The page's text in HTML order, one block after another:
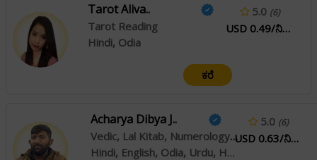
Tarot Aliva..
Tarot Reading
Hindi, Odia
5.0 (6)
USD 0.49/ನಿಮಿಷ
ಕರೆ
Acharya Dibya J..
Vedic, Lal Kitab, Numerology, Western, Crystal Healing, Feng Shui, Vastu
Hindi, English, Odia, Urdu, Haryanvi
5.0 (6)
USD 0.63/ನಿಮಿಷ